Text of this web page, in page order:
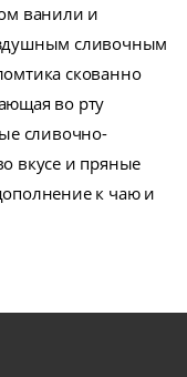
ванили и
сливочным
скованно
во рту
сливочно-
вкусе и пряные
к чаю и